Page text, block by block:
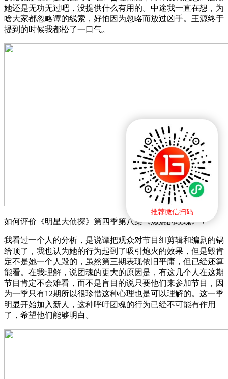
推荐微信扫码
她还是无功无过吧，没提供什么有用的。中途我一直在想，为
啥大家都忽略谭的线索，好怕因为忽略而放过凶手。王源终于
提到的时候我都松了一口气。
如何评价《明星大侦探》第四季第八案《燃烧的玫瑰》？
我看过一个人的分析，是说谭把观众对节目组剪辑和编剧的锅
给顶了，我也认为她的行为起到了吸引炮火的效果，但是毁肯
定不是她一个人毁的，虽然第三期表现依旧平庸，但已经还算
能看。在我理解，说团魂的更大的原因是，有这几个人在这期
节目肯定不会难看，而不是盲目的说只要他们来参加节目，因
为一季只有12期所以很珍惜这种心理也是可以理解的。这一季
明显开始加入新人，这种呼吁团魂的行为已经不可能有作用
了，希望他们能够明白。